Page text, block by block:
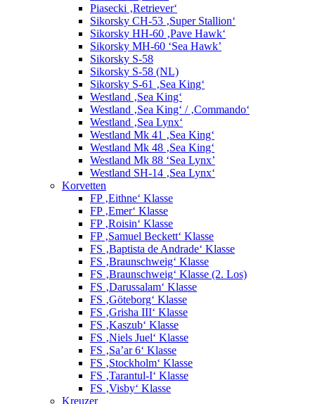
Piasecki ‚Retriever‘
Sikorsky CH-53 ‚Super Stallion‘
Sikorsky HH-60 ‚Pave Hawk‘
Sikorsky MH-60 ‘Sea Hawk’
Sikorsky S-58
Sikorsky S-58 (NL)
Sikorsky S-61 ‚Sea King‘
Westland ‚Sea King‘
Westland ‚Sea King‘ / ‚Commando‘
Westland ‚Sea Lynx‘
Westland Mk 41 ‚Sea King‘
Westland Mk 48 ‚Sea King‘
Westland Mk 88 ‘Sea Lynx’
Westland SH-14 ‚Sea Lynx‘
Korvetten
FP ‚Eithne‘ Klasse
FP ‚Emer‘ Klasse
FP ‚Roisin‘ Klasse
FP ‚Samuel Beckett‘ Klasse
FS ‚Baptista de Andrade‘ Klasse
FS ‚Braunschweig‘ Klasse
FS ‚Braunschweig‘ Klasse (2. Los)
FS ‚Darussalam‘ Klasse
FS ‚Göteborg‘ Klasse
FS ‚Grisha III‘ Klasse
FS ‚Kaszub‘ Klasse
FS ‚Niels Juel‘ Klasse
FS ‚Sa’ar 6‘ Klasse
FS ‚Stockholm‘ Klasse
FS ‚Tarantul-I‘ Klasse
FS ‚Visby‘ Klasse
Kreuzer